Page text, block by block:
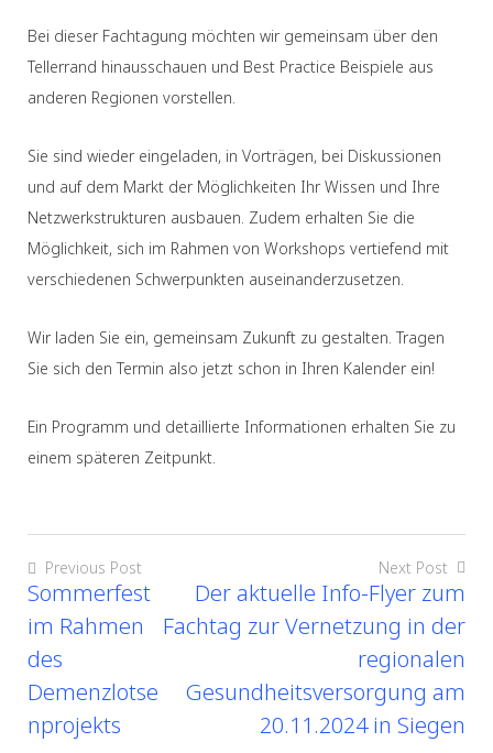
Bei dieser Fachtagung möchten wir gemeinsam über den
Tellerrand hinausschauen und Best Practice Beispiele aus
anderen Regionen vorstellen.
Sie sind wieder eingeladen, in Vorträgen, bei Diskussionen
und auf dem Markt der Möglichkeiten Ihr Wissen und Ihre
Netzwerkstrukturen ausbauen. Zudem erhalten Sie die
Möglichkeit, sich im Rahmen von Workshops vertiefend mit
verschiedenen Schwerpunkten auseinanderzusetzen.
Wir laden Sie ein, gemeinsam Zukunft zu gestalten. Tragen
Sie sich den Termin also jetzt schon in Ihren Kalender ein!
Ein Programm und detaillierte Informationen erhalten Sie zu
einem späteren Zeitpunkt.
Previous Post
Sommerfest
im Rahmen
des
Demenzlotse
nprojekts
Next Post
Der aktuelle Info-Flyer zum
Fachtag zur Vernetzung in der
regionalen
Gesundheitsversorgung am
20.11.2024 in Siegen